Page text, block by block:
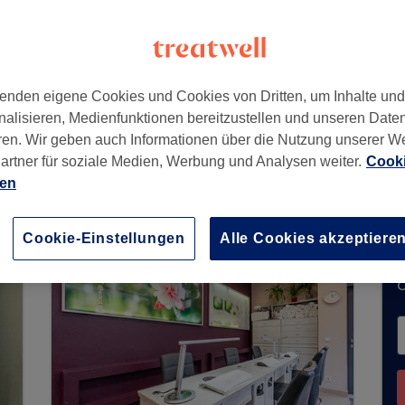
Buchungen über Treatwell entgegen.
Nähe zu finden.
eigene Cookies und Cookies von Dritten, um Inhalte
Medienfunktionen bereitzustellen und unseren
Wir geben auch Informationen über die Nutzung unserer
für soziale Medien, Werbung und Analysen weiter.
Cookie-Einstellungen Alle Cookies